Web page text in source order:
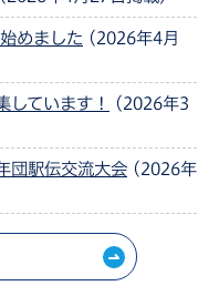
めました (2026年4月
しています！
(2026年3
団駅伝交流大会 (2026年